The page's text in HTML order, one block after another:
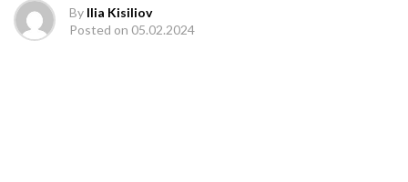
By Ilia Kisiliov
Posted on 05.02.2024